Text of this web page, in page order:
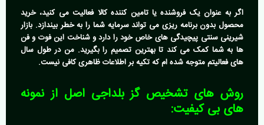
اگر به عنوان یک فروشنده یا تامین کننده کالا فعالیت می کنید، خرید
محصول بدون برنامه ریزی می تواند سرمایه شما را به خطر بیندازد. بازار
شیرینی سنتی پیچیدگی های خاص خود را دارد و شناخت این فوت و فن
ها به شما کمک می کند تا بهترین تصمیم را بگیرید. من در طول سال
های فعالیتم متوجه شده ام که تکیه بر اطلاعات ظاهری کافی نیست.
روش های تشخیص گز بلداجی اصل از نمونه
های بی کیفیت: